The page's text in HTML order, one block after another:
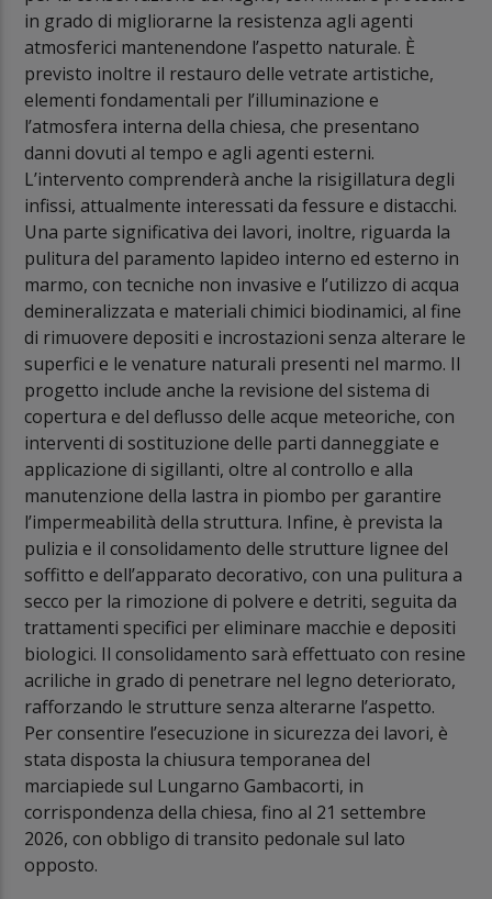
in grado di migliorarne la resistenza agli agenti
atmosferici mantenendone l’aspetto naturale. È
previsto inoltre il restauro delle vetrate artistiche,
elementi fondamentali per l’illuminazione e
l’atmosfera interna della chiesa, che presentano
danni dovuti al tempo e agli agenti esterni.
L’intervento comprenderà anche la risigillatura degli
infissi, attualmente interessati da fessure e distacchi.
Una parte significativa dei lavori, inoltre, riguarda la
pulitura del paramento lapideo interno ed esterno in
marmo, con tecniche non invasive e l’utilizzo di acqua
demineralizzata e materiali chimici biodinamici, al fine
di rimuovere depositi e incrostazioni senza alterare le
superfici e le venature naturali presenti nel marmo. Il
progetto include anche la revisione del sistema di
copertura e del deflusso delle acque meteoriche, con
interventi di sostituzione delle parti danneggiate e
applicazione di sigillanti, oltre al controllo e alla
manutenzione della lastra in piombo per garantire
l’impermeabilità della struttura. Infine, è prevista la
pulizia e il consolidamento delle strutture lignee del
soffitto e dell’apparato decorativo, con una pulitura a
secco per la rimozione di polvere e detriti, seguita da
trattamenti specifici per eliminare macchie e depositi
biologici. Il consolidamento sarà effettuato con resine
acriliche in grado di penetrare nel legno deteriorato,
rafforzando le strutture senza alterarne l’aspetto.
Per consentire l’esecuzione in sicurezza dei lavori, è
stata disposta la chiusura temporanea del
marciapiede sul Lungarno Gambacorti, in
corrispondenza della chiesa, fino al 21 settembre
2026, con obbligo di transito pedonale sul lato
opposto.